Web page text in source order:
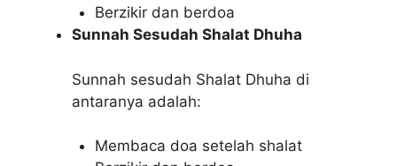
Berzikir dan berdoa
Sunnah Sesudah Shalat Dhuha
Sunnah sesudah Shalat Dhuha di
antaranya adalah:
Membaca doa setelah shalat